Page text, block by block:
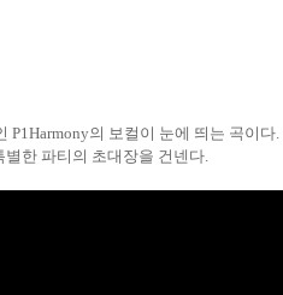
P1Harmony의 보컬이 눈에 띄는 곡이다.
한 파티의 초대장을 건넨다.